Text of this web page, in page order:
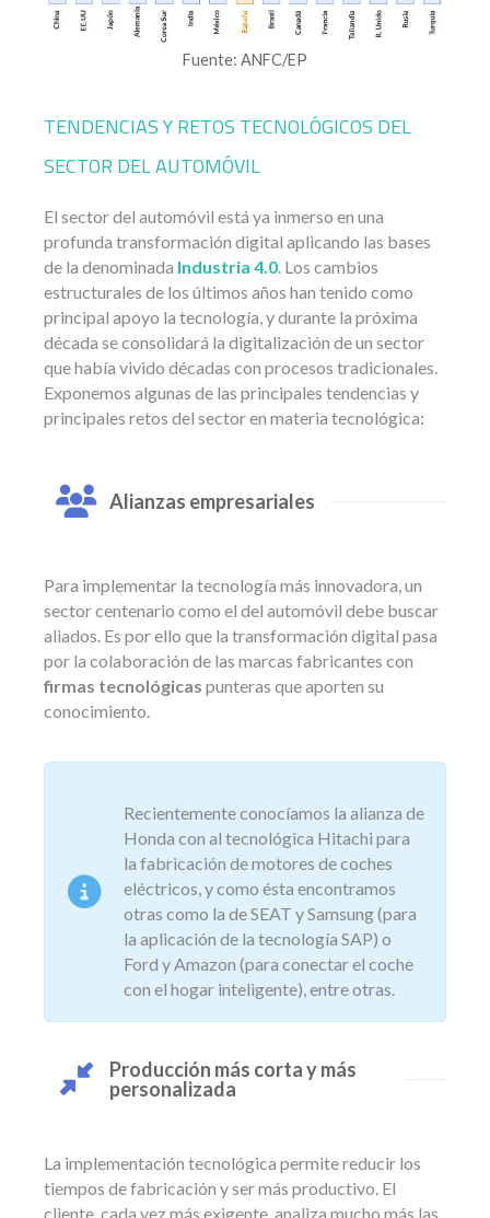
Fuente: ANFC/EP
TENDENCIAS Y RETOS TECNOLÓGICOS DEL
SECTOR DEL AUTOMÓVIL
El sector del automóvil está ya inmerso en una
profunda transformación digital aplicando las bases
de la denominada Industria 4.0. Los cambios
estructurales de los últimos años han tenido como
principal apoyo la tecnología, y durante la próxima
década se consolidará la digitalización de un sector
que había vivido décadas con procesos tradicionales.
Exponemos algunas de las principales tendencias y
principales retos del sector en materia tecnológica:
Alianzas empresariales
Para implementar la tecnología más innovadora, un
sector centenario como el del automóvil debe buscar
aliados. Es por ello que la transformación digital pasa
por la colaboración de las marcas fabricantes con
firmas tecnológicas punteras que aporten su
conocimiento.
Recientemente conocíamos la alianza de
Honda con al tecnológica Hitachi para
la fabricación de motores de coches
eléctricos, y como ésta encontramos
otras como la de SEAT y Samsung (para
la aplicación de la tecnología SAP) o
Ford y Amazon (para conectar el coche
con el hogar inteligente), entre otras.
Producción más corta y más
personalizada
La implementación tecnológica permite reducir los
tiempos de fabricación y ser más productivo. El
cliente, cada vez más exigente, analiza mucho más las